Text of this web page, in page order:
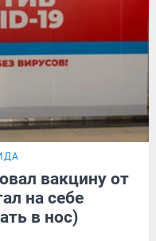
вакцину от
на себе
в нос)